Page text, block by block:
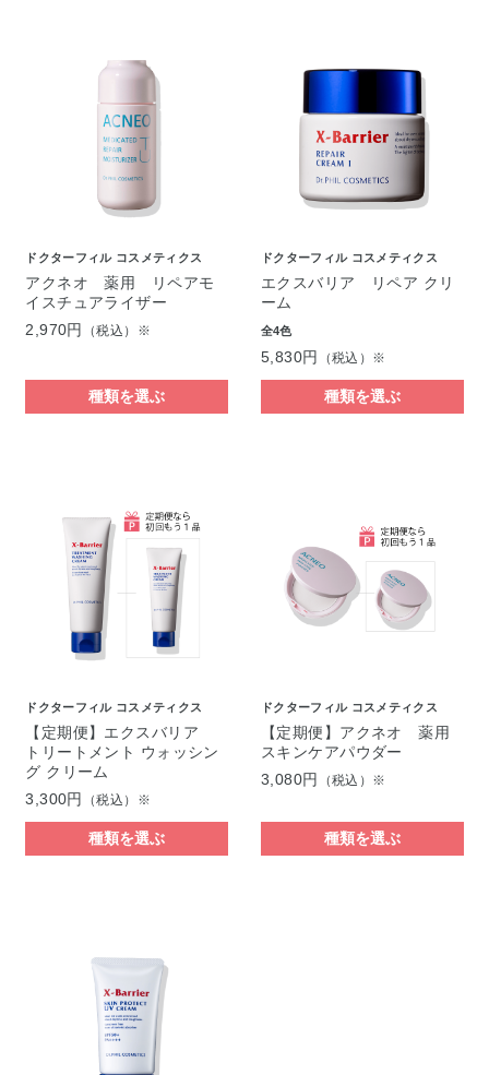
ドクターフィル コスメティクス
アクネオ 薬用 リペアモ
イスチュアライザー
2,970円
（税込）※
種類を選ぶ
ドクターフィル コスメティクス
エクスバリア リペア クリ
ーム
全4色
5,830円 （税込）※
種類を選ぶ
ドクターフィル コスメティクス
【定期便】エクスバリア
トリートメント ウォッシン
グ クリーム
3,300円
（税込）※
種類を選ぶ
ドクターフィル コスメティクス
【定期便】アクネオ 薬用
スキンケアパウダー
3,080円
（税込）※
種類を選ぶ